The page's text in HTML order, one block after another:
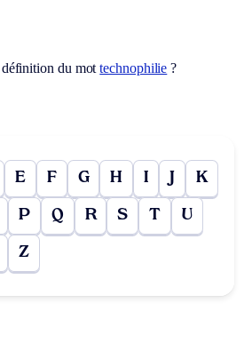
définition du mottechnophilie ?
E F G H I J K
P Q R S T U
Z